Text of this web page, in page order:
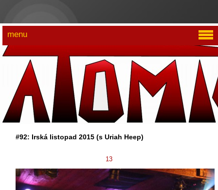
#92: Irská listopad 2015 (s Uriah Heep)
13
menu